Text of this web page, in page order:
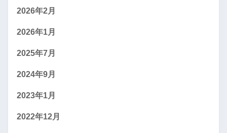
2026年2月
2026年1月
2025年7月
2024年9月
2023年1月
2022年12月